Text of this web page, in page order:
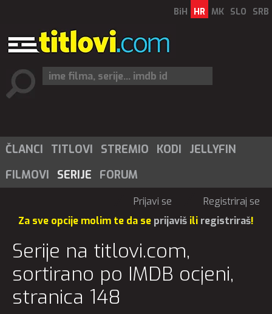
BiH HR MK SLO SRB
ČLANCI TITLOVI STREMIO KODI
JELLYFIN
FILMOVI
SERIJE FORUM
Prijavi se
Registriraj se
Za sve opcije molim te da se prijaviš ili registriraš!
Serije na titlovi.com,
sortirano po IMDB ocjeni,
stranica 148